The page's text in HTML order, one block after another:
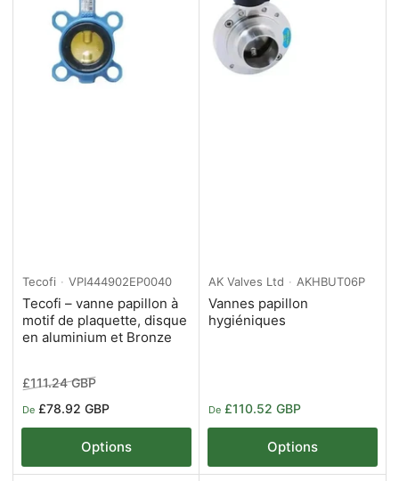
Tecofi VPI444902EP0040
Tecofi – vanne papillon à
motif de plaquette, disque
en aluminium et Bronze
Prix
£111.24 GBPPrix
de
solde
De £78.92 GBP
Options
AK Valves Ltd AKHBUT06P
Vannes papillon
hygiéniques
Prix
De £110.52 GBP
Options